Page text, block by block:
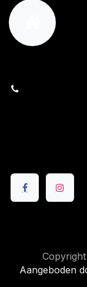
Aangeboden